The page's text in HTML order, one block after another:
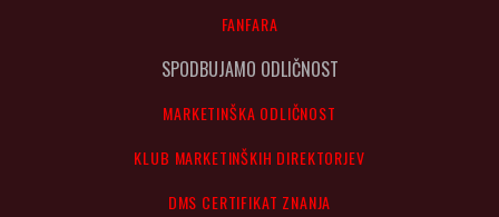
FANFARA
SPODBUJAMO ODLIČNOST
MARKETINŠKA ODLIČNOST
KLUB MARKETINŠKIH DIREKTORJEV
DMS CERTIFIKAT ZNANJA